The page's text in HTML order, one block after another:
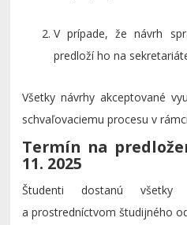
V prípade, že návrh
predloží ho na
Všetky návrhy akceptované
schvaľovaciemu procesu v
Termín na
11. 2025
Študenti dostanú všetky
a prostredníctvom študijného